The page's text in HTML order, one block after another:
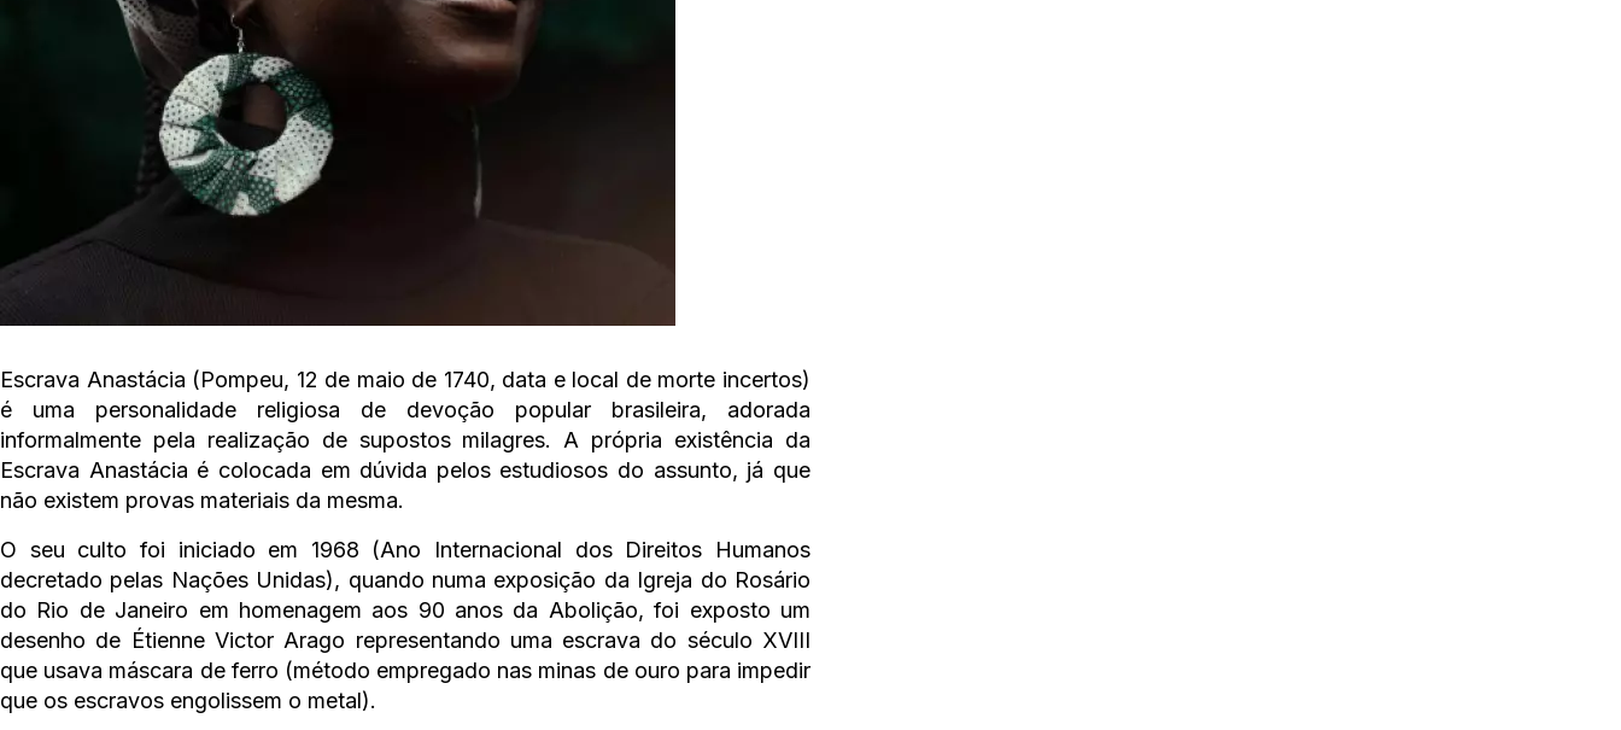
Escrava Anastácia (Pompeu, 12 de maio de 1740, data e local de morte incertos)
é uma personalidade religiosa de devoção popular brasileira, adorada
informalmente pela realização de supostos milagres. A própria existência da
Escrava Anastácia é colocada em dúvida pelos estudiosos do assunto, já que
não existem provas materiais da mesma.
O seu culto foi iniciado em 1968 (Ano Internacional dos Direitos Humanos
decretado pelas Nações Unidas), quando numa exposição da Igreja do Rosário
do Rio de Janeiro em homenagem aos 90 anos da Abolição, foi exposto um
desenho de Étienne Victor Arago representando uma escrava do século XVIII
que usava máscara de ferro (método empregado nas minas de ouro para impedir
que os escravos engolissem o metal).